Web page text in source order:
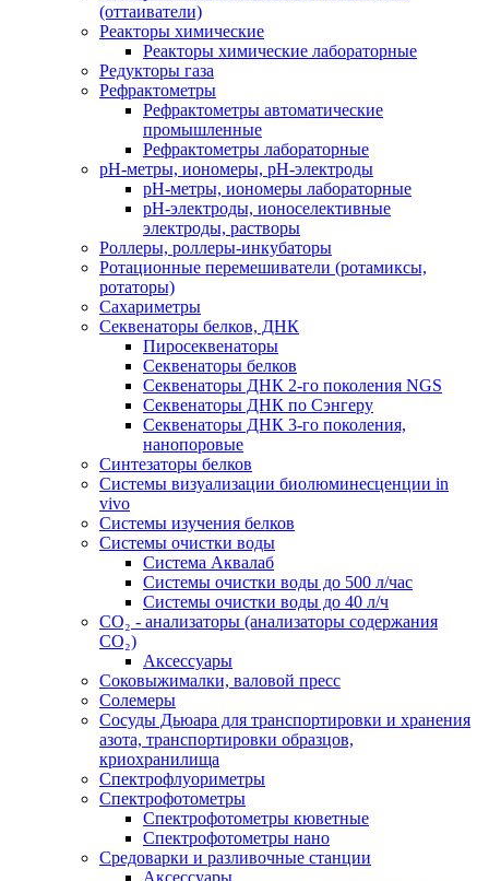
(оттаиватели)
Реакторы химические
Реакторы химические лабораторные
Редукторы газа
Рефрактометры
Рефрактометры автоматические
промышленные
Рефрактометры лабораторные
рН-метры, иономеры, рН-электроды
рН-метры, иономеры лабораторные
рН-электроды, ионоселективные
электроды, растворы
Роллеры, роллеры-инкубаторы
Ротационные перемешиватели (ротамиксы,
ротаторы)
Сахариметры
Секвенаторы белков, ДНК
Пиросеквенаторы
Секвенаторы белков
Секвенаторы ДНК 2-го поколения NGS
Секвенаторы ДНК по Сэнгеру
Секвенаторы ДНК 3-го поколения,
нанопоровые
Синтезаторы белков
Системы визуализации биолюминесценции in
vivo
Системы изучения белков
Системы очистки воды
Система Аквалаб
Системы очистки воды до 500 л/час
Системы очистки воды до 40 л/ч
СО₂ - анализаторы (анализаторы содержания
СО₂)
Аксессуары
Соковыжималки, валовой пресс
Солемеры
Сосуды Дьюара для транспортировки и хранения
азота, транспортировки образцов,
криохранилища
Спектрофлуориметры
Спектрофотометры
Спектрофотометры кюветные
Спектрофотометры нано
Средоварки и разливочные станции
Аксессуары